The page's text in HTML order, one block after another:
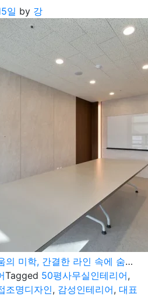
일 by 강
부산사무실인테리어 비움의 미학, 간결한 라인 속에 숨겨진 감성 오피스디자인
Tagged 50평사무실인테리어,
조명디자인, 감성인테리어, 대표